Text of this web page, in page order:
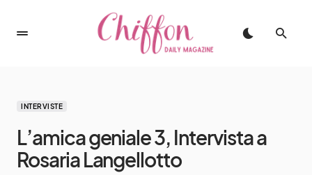
INTERVISTE
L’amica geniale 3, Intervista a
Rosaria Langellotto